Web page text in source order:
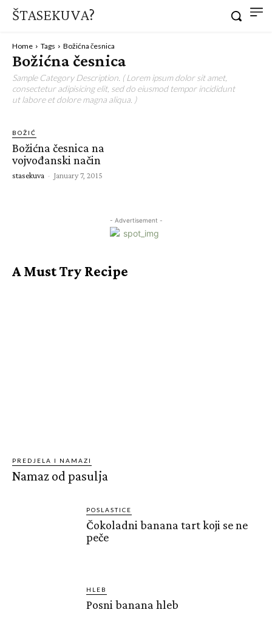
ŠTASEKUVA?
Home Tags Božićna česnica
Božićna česnica
Sample Category Description. ( Lorem ipsum dolor sit amet,
consectetur adipisicing elit, sed do eiusmod tempor incididunt
ut labore et dolore magna aliqua. )
BOŽIĆ
Božićna česnica na
vojvođanski način
stasekuva - January 7, 2015
- Advertisement -
A Must Try Recipe
PREDJELA I NAMAZI
Namaz od pasulja
POSLASTICE
Čokoladni banana tart koji se ne
peče
HLEB
Posni banana hleb